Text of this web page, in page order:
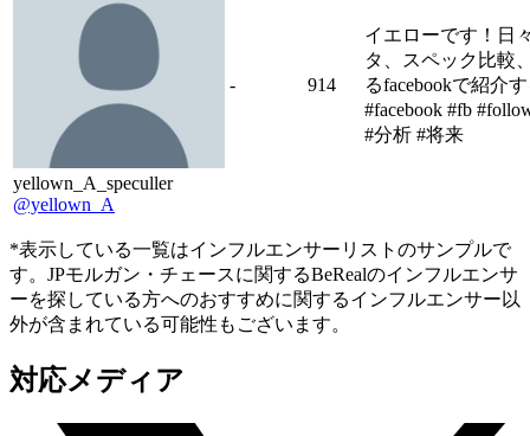
yellown_A_speculler
@yellown_A
- 914
イエローです！日
タ、スペック比較
るfacebookで紹介
#facebook #fb
#分析 #将来
*表示している一覧はインフルエンサーリストのサンプルで
す。JPモルガン・チェースに関するBeRealのインフルエンサ
ーを探している方へのおすすめに関するインフルエンサー以
外が含まれている可能性もございます。
対応メディア